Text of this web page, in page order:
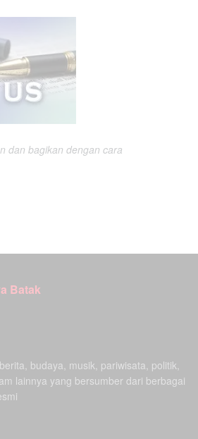
dan bagikan dengan cara
Batak
budaya, musik, pariwisata, politik,
lainnya yang bersumber dari berbagai